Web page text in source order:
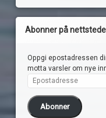
Abonner på
Oppgi epostadressen
motta varsler om nye
Epostadresse
Abonner